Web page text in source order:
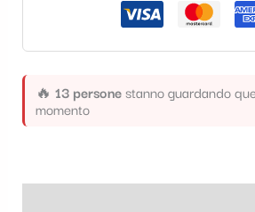
🔥 13 personestanno guardando
momento